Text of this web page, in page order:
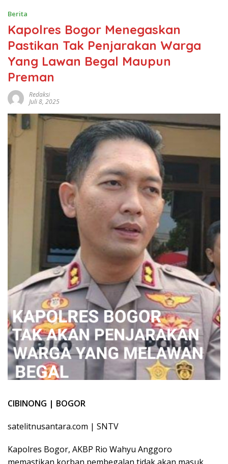
Berita
Kapolres Bogor Menegaskan
Pastikan Tak Penjarakan Warga
Yang Lawan Begal Maupun
Preman
Redaksi
Juli 8, 2025
CIBINONG | BOGOR
satelitnusantara.com | SNTV
Kapolres Bogor, AKBP Rio Wahyu Anggoro